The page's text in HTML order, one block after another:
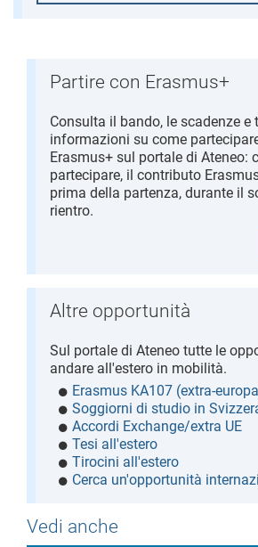
Partire con Erasmus+
Consulta il bando, le scadenze e
informazioni su come
Erasmus+ sul portale di Ateneo:
partecipare, il contributo
prima della partenza, durante il
rientro.
Altre opportunità
Sul portale di Ateneo tutte le
andare all'estero in mobilità.
Erasmus KA107 (extra-
Soggiorni di studio in
Accordi Exchange/extra UE
Tesi all'estero
Tirocini all'estero
Cerca un'opportunità
Vedi anche